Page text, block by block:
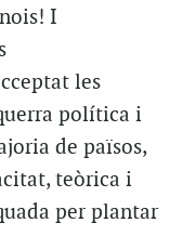
I
les
política i
de països,
teòrica i
per plantar